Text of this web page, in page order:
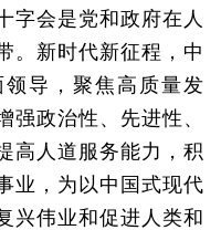
字会是党和政府在人
。新时代新征程，中
导，聚焦高质量发
强政治性、先进性、
高人道服务能力，积
业，为以中国式现代
兴伟业和促进人类和